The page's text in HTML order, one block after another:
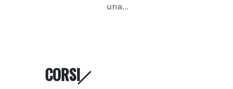
una...
CORSI